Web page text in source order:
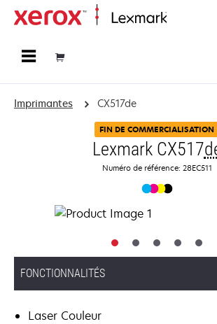
Imprimantes CX517de
FIN DE COMMERCIALISATION
Lexmark CX517
Numéro de référence: 28EC511
FONCTIONNALITÉS
Laser Couleur